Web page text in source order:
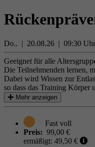
Do.. | 20.08.26 | 09:30
Geeignet für alle
Die Teilnehmenden lernen,
Dabei wird Wissen zur
so dass das Training Körper
Mehr anzeigen
Preis: 99,00 €
ermäßigt: 49,50 €